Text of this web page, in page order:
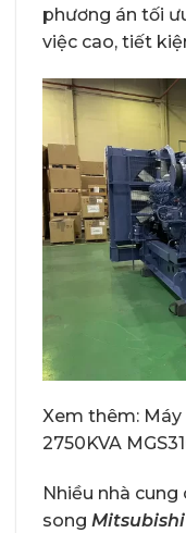
phương án tối
việc cao, tiết
Xem thêm:
2750KVA
Nhiều nhà
song Mitsubishi